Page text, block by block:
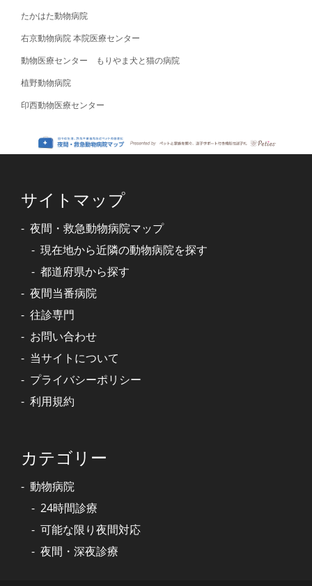
たかはた動物病院
右京動物病院 本院医療センター
動物医療センター もりやま犬と猫の病院
植野動物病院
印西動物医療センター
サイトマップ
夜間・救急動物病院マップ
現在地から近隣の動物病院を探す
都道府県から探す
夜間当番病院
往診専門
お問い合わせ
当サイトについて
プライバシーポリシー
利用規約
カテゴリー
動物病院
24時間診療
可能な限り夜間対応
夜間・深夜診療